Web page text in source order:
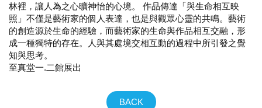
林裡，讓人為之心曠神怡的心境。 作品傳達「與生命相互映
照」不僅是藝術家的個人表達，也是與觀眾心靈的共鳴。藝術
的創造源於生命的經驗，而藝術家的生命與作品相互交融，形
成一種獨特的存在。人與其處境交相互動的過程中所引發之覺
知與思考。
至真堂一.二館展出
BACK